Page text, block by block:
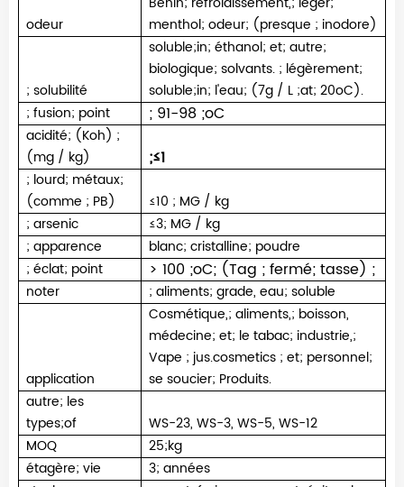
odeur
menthol; odeur; (presque ; inodore)
; solubilité
soluble;in; éthanol; et; autre;
biologique; solvants. ; légèrement;
soluble;in; l'eau; (7g / L ;at; 20oC).
; fusion; point ; 91-98 ;oC
acidité; (Koh) ;
(mg / kg)
;≤1
; lourd; métaux;
(comme ; PB) ≤10 ; MG / kg
; arsenic ≤3; MG / kg
; apparence blanc; cristalline; poudre
; éclat; point > 100 ;oC; (Tag ;fermé;tasse) ;
noter ; aliments; grade, eau; soluble
application
Cosmétique,; aliments,; boisson,
médecine; et; le tabac; industrie,;
Vape ; jus.cosmetics ; et; personnel;
se soucier; Produits.
autre; les
types;of
WS-23, WS-3, WS-5, WS-12
MOQ
25;kg
étagère; vie 3; années